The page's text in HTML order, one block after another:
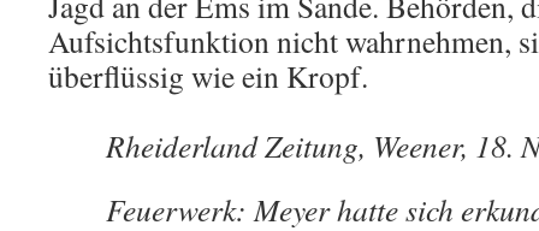
Aufsichtsfunktion nicht wahrnehmen,
überflüssig wie ein Kropf.
Rheiderland Zeitung, Weener, 18.
Feuerwerk: Meyer hatte sich